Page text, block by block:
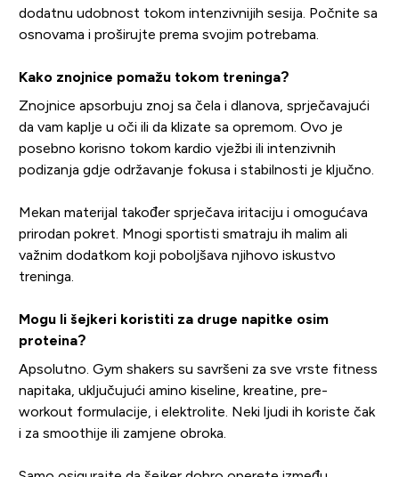
dodatnu udobnost tokom intenzivnijih sesija. Počnite sa
osnovama i proširujte prema svojim potrebama.
Kako znojnice pomažu tokom treninga?
Znojnice apsorbuju znoj sa čela i dlanova, sprječavajući
da vam kaplje u oči ili da klizate sa opremom. Ovo je
posebno korisno tokom kardio vježbi ili intenzivnih
podizanja gdje održavanje fokusa i stabilnosti je ključno.
Mekan materijal također sprječava iritaciju i omogućava
prirodan pokret. Mnogi sportisti smatraju ih malim ali
važnim dodatkom koji poboljšava njihovo iskustvo
treninga.
Mogu li šejkeri koristiti za druge napitke osim
proteina?
Apsolutno. Gym shakers su savršeni za sve vrste fitness
napitaka, uključujući amino kiseline, kreatine, pre-
workout formulacije, i elektrolite. Neki ljudi ih koriste čak
i za smoothije ili zamjene obroka.